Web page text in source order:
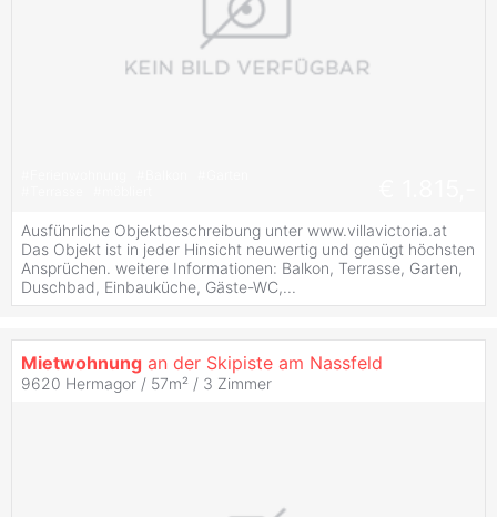
Ausführliche Objektbeschreibung unter www.villavictoria.at
Das Objekt ist in jeder Hinsicht neuwertig und genügt höchsten
Ansprüchen. weitere Informationen: Balkon, Terrasse, Garten,
Duschbad, Einbauküche, Gäste-WC,...
Mietwohnung an der Skipiste am Nassfeld
9620 Hermagor / 57m² / 3 Zimmer